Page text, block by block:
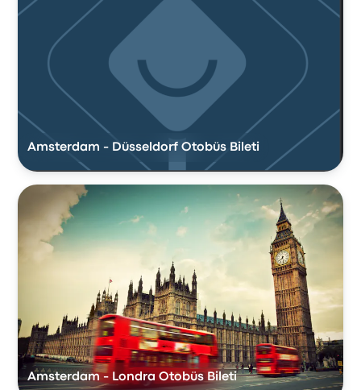
Amsterdam - Düsseldorf Otobüs Bileti
Amsterdam - Londra Otobüs Bileti